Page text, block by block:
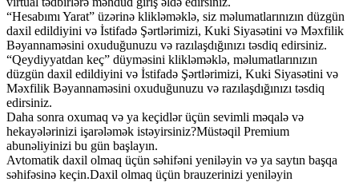
“Hesabımı Yarat” üzərinə klikləməklə, siz məlumatlarınızın düzgün
daxil edildiyini və İstifadə Şərtlərimizi, Kuki Siyasətini və Məxfilik
Bəyannaməsini oxuduğunuzu və razılaşdığınızı təsdiq edirsiniz.
“Qeydiyyatdan keç” düyməsini klikləməklə, məlumatlarınızın
düzgün daxil edildiyini və İstifadə Şərtlərimizi, Kuki Siyasətini və
Məxfilik Bəyannaməsini oxuduğunuzu və razılaşdığınızı təsdiq
edirsiniz.
Daha sonra oxumaq və ya keçidlər üçün sevimli məqalə və
hekayələrinizi işarələmək istəyirsiniz?Müstəqil Premium
abunəliyinizi bu gün başlayın.
Avtomatik daxil olmaq üçün səhifəni yeniləyin və ya saytın başqa
səhifəsinə keçin.Daxil olmaq üçün brauzerinizi yeniləyin